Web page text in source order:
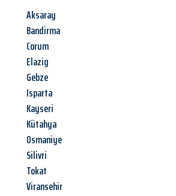
Aksaray
Bandirma
Corum
Elazig
Gebze
Isparta
Kayseri
Kütahya
Osmaniye
Silivri
Tokat
Viransehir